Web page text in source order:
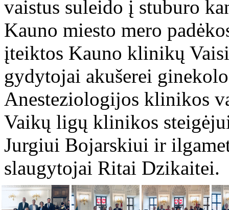
vaistus suleido į stuburo
Kauno miesto mero
įteiktos Kauno klinikų
gydytojai akušerei
Anesteziologijos klinikos
Vaikų ligų klinikos
Jurgiui Bojarskiui ir
slaugytojai Ritai Dzikaitei.​